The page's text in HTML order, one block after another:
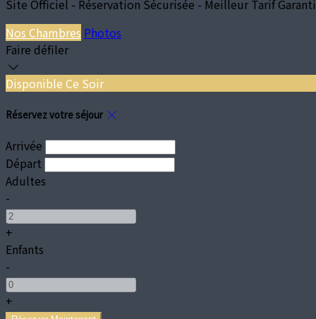
Site Officiel - Réservation Sécurisée - Meilleur Tarif Garanti
Nos Chambres Photos
Faire défiler
Disponible Ce Soir
Réservez votre séjour
Arrivée
Départ
Adultes
-
+
Enfants
-
+